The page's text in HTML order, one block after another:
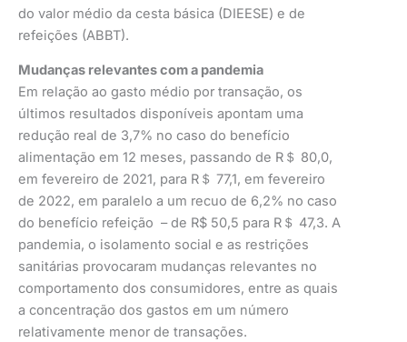
do valor médio da cesta básica (DIEESE) e de
refeições (ABBT).
Mudanças relevantes com a pandemia
Em relação ao gasto médio por transação, os
últimos resultados disponíveis apontam uma
redução real de 3,7% no caso do benefício
alimentação em 12 meses, passando de R＄ 80,0,
em fevereiro de 2021, para R＄ 77,1, em fevereiro
de 2022, em paralelo a um recuo de 6,2% no caso
do benefício refeição – de R$ 50,5 para R＄ 47,3. A
pandemia, o isolamento social e as restrições
sanitárias provocaram mudanças relevantes no
comportamento dos consumidores, entre as quais
a concentração dos gastos em um número
relativamente menor de transações.